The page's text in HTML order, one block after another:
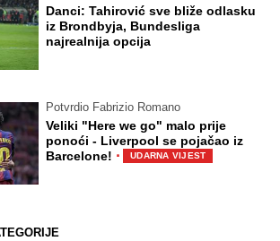
Danci: Tahirović sve bliže odlasku
iz Brondbyja, Bundesliga
najrealnija opcija
Potvrdio Fabrizio Romano
Veliki "Here we go" malo prije
ponoći - Liverpool se pojačao iz
Barcelone! · UDARNA VIJEST